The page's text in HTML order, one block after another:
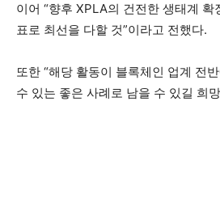
이어 “향후 XPLA의 건전한 생태계 확
표로 최선을 다할 것”이라고 전했다.
또한 “해당 활동이 블록체인 업계 전
수 있는 좋은 사례로 남을 수 있길 희